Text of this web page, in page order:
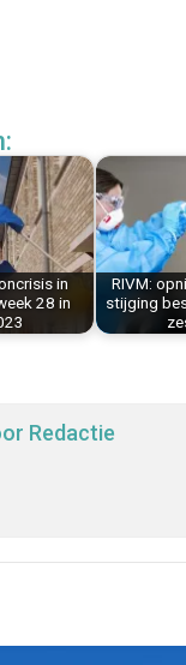
e
n
in
28 in
RIVM:
stijging
Redactie